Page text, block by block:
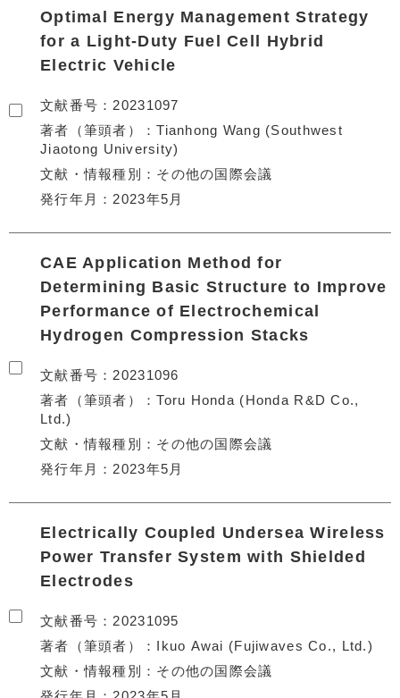
Optimal Energy Management Strategy
for a Light-Duty Fuel Cell Hybrid
Electric Vehicle
文献番号
20231097
著者（筆頭者）
Tianhong Wang (Southwest
Jiaotong University)
文献・情報種別
その他の国際会議
発行年月
2023年5月
CAE Application Method for
Determining Basic Structure to Improve
Performance of Electrochemical
Hydrogen Compression Stacks
文献番号
20231096
著者（筆頭者）
Toru Honda (Honda R&D Co.,
Ltd.)
文献・情報種別
その他の国際会議
発行年月
2023年5月
Electrically Coupled Undersea Wireless
Power Transfer System with Shielded
Electrodes
文献番号
20231095
著者（筆頭者）
Ikuo Awai (Fujiwaves Co., Ltd.)
文献・情報種別
その他の国際会議